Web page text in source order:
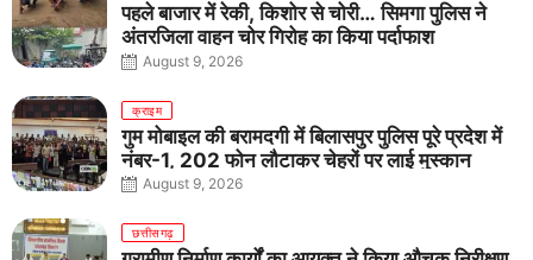
पहले बाजार में रेकी, किशोर से चोरी… सिमगा पुलिस ने
अंतरजिला वाहन चोर गिरोह का किया पर्दाफाश
August 9, 2026
क्राइम
गुम मोबाइल की बरामदगी में बिलासपुर पुलिस पूरे प्रदेश में
नंबर-1, 202 फोन लौटाकर चेहरों पर लाई मुस्कान
August 9, 2026
छत्तीसगढ़